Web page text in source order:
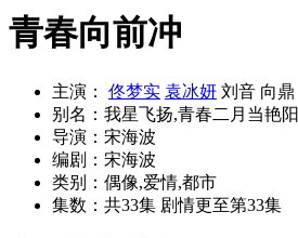
青春向前冲
主演： 佟梦实 袁冰妍 刘音 向鼎
别名： 我星飞扬,青春二月当艳阳
导演： 宋海波
编剧： 宋海波
类别： 偶像,爱情,都市
集数： 共33集 剧情更至第33集